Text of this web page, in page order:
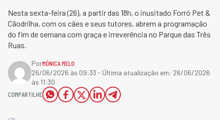
Nesta sexta-feira (26), a partir das 18h, o inusitado Forró Pet &
Cãodrilha, com os cães e seus tutores, abrem a programação
do fim de semana com graça e irreverência no Parque das Três
Ruas.
PorMÔNICA MELO
26/06/2026 às 09:33 - Última atualização em: 26/06/2026
às 11:30
COMPARTILHE